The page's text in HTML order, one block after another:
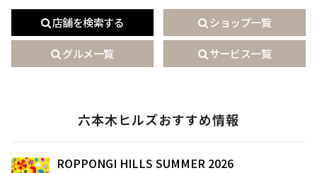
店舗を検索する ショップ一覧
グルメ一覧 サービス一覧
六本木ヒルズおすすめ情報
ROPPONGI HILLS SUMMER 2026